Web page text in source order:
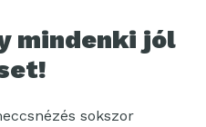
mindenki jól
sokszor